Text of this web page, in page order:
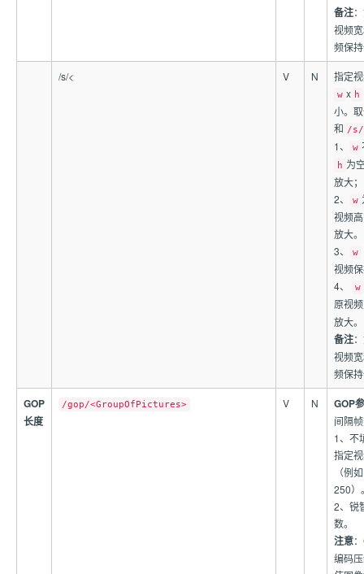
备注
视频
频保
/s/< V N 指定
w x h
小。
和 /s/
1、 w
h 为
放大；
2、
w
视频
放大。
3、
w
视频
4、
w
原视
放大。
备注
视频
频保
GOP
长度
/gop/<GroupOfPictures> V N GOP
间隔
1、不
指定
（例
250）
2、锐
数。
注意
编码